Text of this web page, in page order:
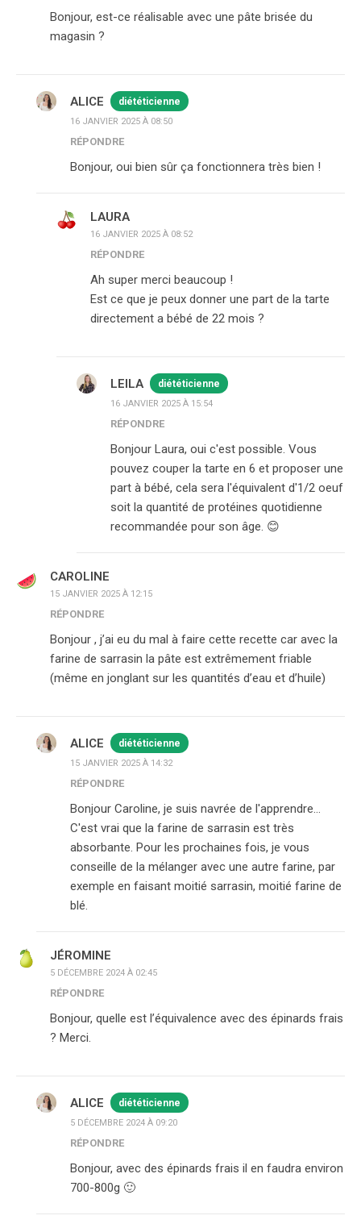
Bonjour, est-ce réalisable avec une pâte brisée du
magasin ?
ALICE diététicienne
16 JANVIER 2025 À 08:50
RÉPONDRE
Bonjour, oui bien sûr ça fonctionnera très bien !
LAURA
16 JANVIER 2025 À 08:52
RÉPONDRE
Ah super merci beaucoup !
Est ce que je peux donner une part de la tarte
directement a bébé de 22 mois ?
LEILA diététicienne
16 JANVIER 2025 À 15:54
RÉPONDRE
Bonjour Laura, oui c'est possible. Vous
pouvez couper la tarte en 6 et proposer une
part à bébé, cela sera l'équivalent d'1/2 oeuf
soit la quantité de protéines quotidienne
recommandée pour son âge. 😊
CAROLINE
15 JANVIER 2025 À 12:15
RÉPONDRE
Bonjour , j’ai eu du mal à faire cette recette car avec la
farine de sarrasin la pâte est extrêmement friable
(même en jonglant sur les quantités d’eau et d’huile)
ALICE diététicienne
15 JANVIER 2025 À 14:32
RÉPONDRE
Bonjour Caroline, je suis navrée de l'apprendre…
C'est vrai que la farine de sarrasin est très
absorbante. Pour les prochaines fois, je vous
conseille de la mélanger avec une autre farine, par
exemple en faisant moitié sarrasin, moitié farine de
blé.
JÉROMINE
5 DÉCEMBRE 2024 À 02:45
RÉPONDRE
Bonjour, quelle est l’équivalence avec des épinards frais
? Merci.
ALICE diététicienne
5 DÉCEMBRE 2024 À 09:20
RÉPONDRE
Bonjour, avec des épinards frais il en faudra environ
700-800g 🙂